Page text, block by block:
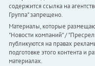
содержится ссылка на
Группа" запрещено.
Материалы, которые
"Новости компаний" /
публикуются на правах
подготовке этого контента и
материалах.